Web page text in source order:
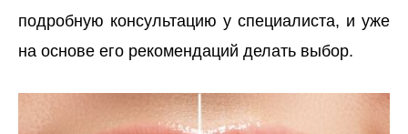
подробную консультацию у специалиста, и уже
на основе его рекомендаций делать выбор.